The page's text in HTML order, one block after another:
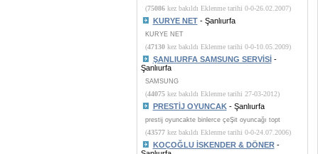
(75086kez bakıldı Eklenme tarihi 0-0-26.02.2007)
KURYE NET- Şanlıurfa
KURYE NET
(47130kez bakıldı Eklenme tarihi 0-0-10.05.2009)
ŞANLIURFA SAMSUNG SERVİSİ-
Şanlıurfa
SAMSUNG
(44075kez bakıldı Eklenme tarihi 27-03-2012)
PRESTİJ OYUNCAK- Şanlıurfa
prestij oyuncakte binlerce çeŞit oyuncağı topt
(43577kez bakıldı Eklenme tarihi 0-0-24.07.2006)
KOÇOĞLU İSKENDER & DÖNER-